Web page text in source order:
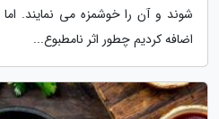
شوند و آن را خوشمزه می نمایند.
اضافه کردیم چطور اثر نامطبوع...